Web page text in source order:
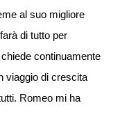
al suo migliore
di tutto per
continuamente
viaggio di crescita
Romeo mi ha